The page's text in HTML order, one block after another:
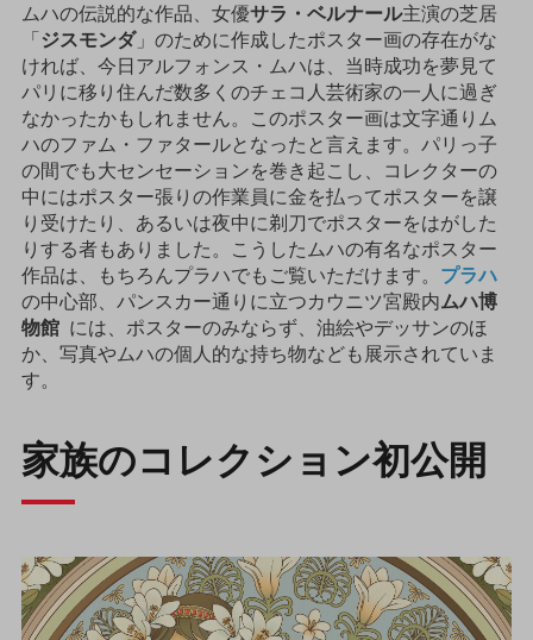
ムハの伝説的な作品、女優サラ・ベルナール主演の芝居
「ジスモンダ」のために作成したポスター画の存在がな
ければ、今日アルフォンス・ムハは、当時成功を夢見て
パリに移り住んだ数多くのチェコ人芸術家の一人に過ぎ
なかったかもしれません。このポスター画は文字通りム
ハのファム・ファタールとなったと言えます。パリっ子
の間でも大センセーションを巻き起こし、コレクターの
中にはポスター張りの作業員に金を払ってポスターを譲
り受けたり、あるいは夜中に剃刀でポスターをはがした
りする者もありました。こうしたムハの有名なポスター
作品は、もちろんプラハでもご覧いただけます。 プラハ
の中心部、パンスカー通りに立つカウニツ宮殿内ムハ博
物館 には、ポスターのみならず、油絵やデッサンのほ
か、写真やムハの個人的な持ち物なども展示されていま
す。
家族のコレクション初公開